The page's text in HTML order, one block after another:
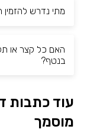
מתי נדרש
האם כל קצר או
בנטף?
עוד כתבות
מוסמך